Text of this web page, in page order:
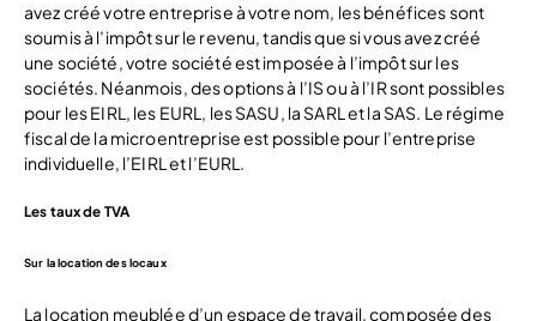
avez créé votre entreprise à votre nom, les bénéfices sont
soumis à l’impôt sur le revenu, tandis que si vous avez créé
une société, votre société est imposée à l’impôt sur les
sociétés. Néanmois, des options à l’IS ou à l’IR sont possibles
pour les EIRL, les EURL, les SASU, la SARL et la SAS. Le régime
fiscal de la microentreprise est possible pour l’entreprise
individuelle, l’EIRL et l’EURL.
Les taux de TVA
Sur la location des locaux
La location meublée d’un espace de travail, composée des